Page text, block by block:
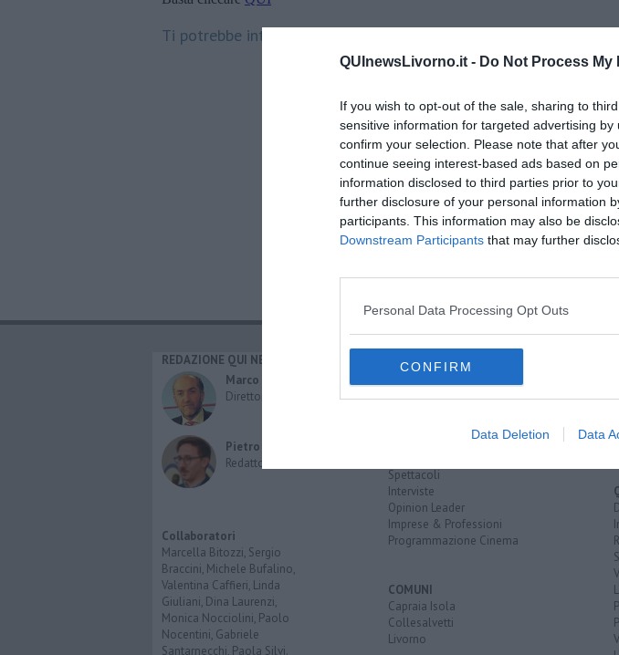
QUInewsLivorno.it - Do Not Process
If you wish to opt-out of the sale, sharing to
sensitive information for targeted advertising
confirm your selection. Please note that after
continue seeing interest-based ads based on
information disclosed to third parties prior to
further disclosure of your personal information
participants. This information may also be
Downstream Participants that may further
Personal Data Processing Opt Outs
CONFIRM
Data Deletion Data
Ti potrebbe interessare anche:
REDAZIONE QUI NEWS
Marco Migli
Direttore Responsabile
Pietro Mattonai
Redattore
Collaboratori
Marcella Bitozzi, Sergio
Braccini, Michele Bufalino,
Valentina Caffieri, Linda
Giuliani, Dina Laurenzi,
Monica Nocciolini, Paolo
Nocentini, Gabriele
Santarnecchi, Paola Silvi.
CATEGORIE
Cronaca
Spettacoli
Interviste
Opinion Leader
Imprese & Professioni
Programmazione Cinema
COMUNI
Capraia Isola
Collesalvetti
Livorno